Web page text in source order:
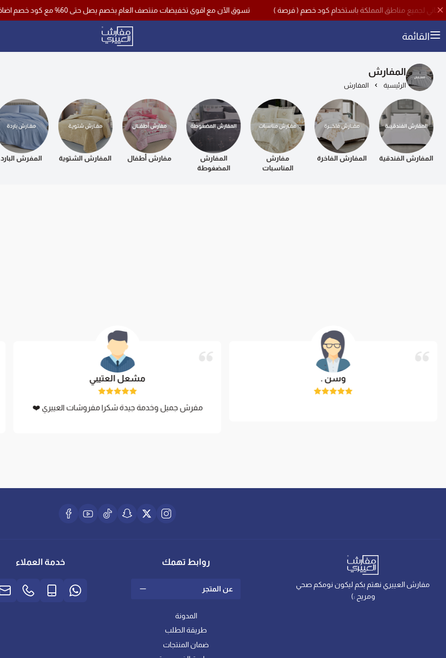
تسوق الآن مع اقوى تخفيضات منتصف العام بخصم يصل حتى 60% مع كود خصم اضافي 10% وشحن مجاني لجميع مناطق المملكة باستخدام كود خصم ( فرصة )
القائمة مفارش العييري
المفارش
الرئيسية المفارش
المفارش الفندقية المفارش الفاخرة
مفارش
المناسبات
المفارش
المضغوطة
مفارش أطفال المفارش الشتوية المفرش البارد
وسن . مشعل العتيبي
مفرش جميل وخدمة جيدة شكرا مفروشات العييري ❤️
مفارش العييري نهتم بكم ليكون نومكم صحي
ومريح :)
روابط تهمك
عن المتجر
المدونة
طريقة الطلب
ضمان المنتجات
خدمة العملاء